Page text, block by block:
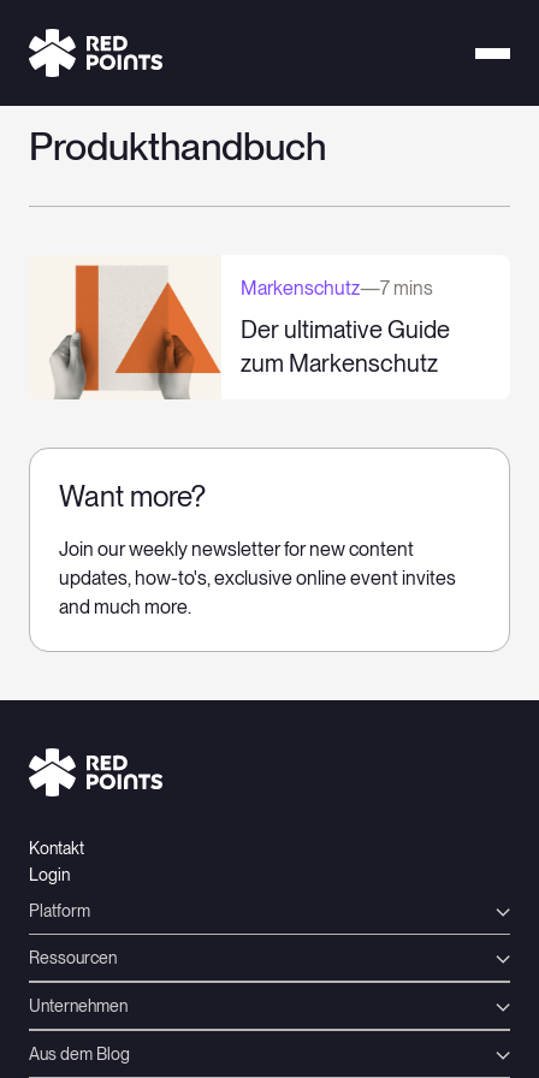
Produkthandbuch
Markenschutz—7 mins
Der ultimative Guide
zum Markenschutz
Want more?
Join our weekly newsletter for new content
updates, how-to's, exclusive online event invites
and much more.
Kontakt
Login
Platform
Ressourcen
Unternehmen
Aus dem Blog